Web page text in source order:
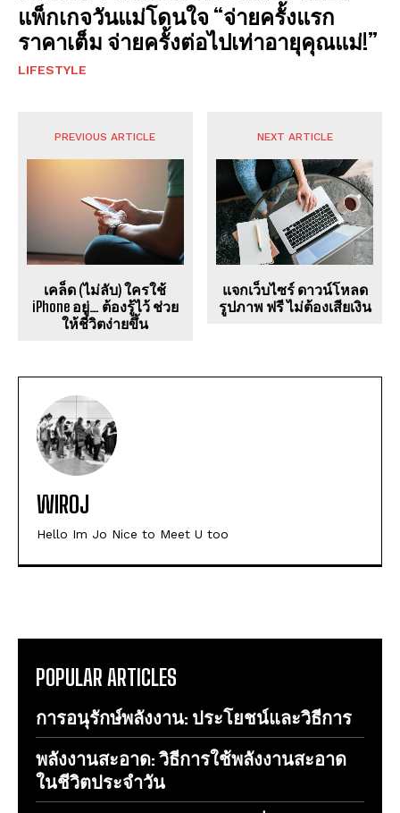
แพ็กเกจวันแม่โดนใจ “จ่ายครั้งแรก
ราคาเต็ม จ่ายครั้งต่อไปเท่าอายุคุณแม่!”
LIFESTYLE
PREVIOUS ARTICLE
เคล็ด (ไม่ลับ) ใครใช้
iPhone อยู่… ต้องรู้ไว้ ช่วย
ให้ชีวิตง่ายขึ้น
NEXT ARTICLE
แจกเว็บไซร์ ดาวน์โหลด
รูปภาพ ฟรี ไม่ต้องเสียเงิน
WIROJ
Hello Im Jo Nice to Meet U too
POPULAR ARTICLES
การอนุรักษ์พลังงาน: ประโยชน์และวิธีการ
พลังงานสะอาด: วิธีการใช้พลังงานสะอาด
ในชีวิตประจำวัน